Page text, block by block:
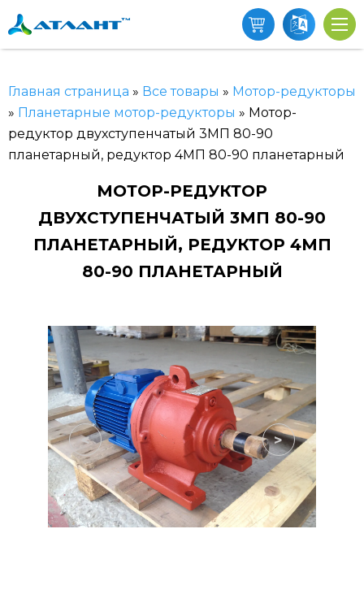
Главная страница » Все товары » Мотор-редукторы
» Планетарные мотор-редукторы » Мотор-
редуктор двухступенчатый 3МП 80-90
планетарный, редуктор 4МП 80-90 планетарный
МОТОР-РЕДУКТОР
ДВУХСТУПЕНЧАТЫЙ 3МП 80-90
ПЛАНЕТАРНЫЙ, РЕДУКТОР 4МП
80-90 ПЛАНЕТАРНЫЙ
< >